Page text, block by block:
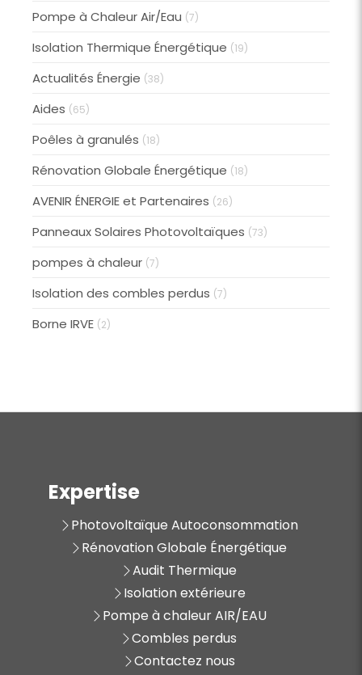
Pompe à Chaleur Air/Eau (7)
Isolation Thermique Énergétique (19)
Actualités Énergie (38)
Aides (65)
Poêles à granulés (18)
Rénovation Globale Énergétique (18)
AVENIR ÉNERGIE et Partenaires (26)
Panneaux Solaires Photovoltaïques (73)
pompes à chaleur (7)
Isolation des combles perdus (7)
Borne IRVE (2)
Expertise
Photovoltaïque Autoconsommation
Rénovation Globale Énergétique
Audit Thermique
Isolation extérieure
Pompe à chaleur AIR/EAU
Combles perdus
Contactez nous